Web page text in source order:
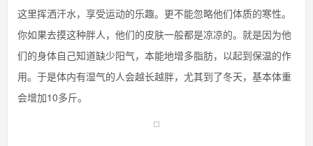
这里挥洒汗水，享受运动的乐趣。更不能忽略他们体质的寒性。
你如果去摸这种胖人，他们的皮肤一般都是凉凉的。就是因为他
们的身体自己知道缺少阳气，本能地增多脂肪，以起到保温的作
用。于是体内有湿气的人会越长越胖，尤其到了冬天，基本体重
会增加10多斤。